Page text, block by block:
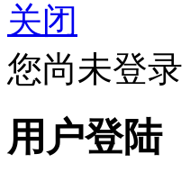
关闭
您尚未登录
用户登陆